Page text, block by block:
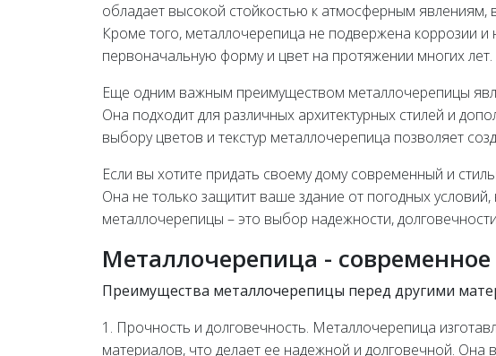
обладает высокой стойкостью к атмосферным явлениям,
Кроме того, металлочерепица не подвержена коррозии и
первоначальную форму и цвет на протяжении многих лет.
Еще одним важным преимуществом металлочерепицы
Она подходит для различных архитектурных стилей и
выбору цветов и текстур металлочерепица позволяет
Если вы хотите придать своему дому современный и
Она не только защитит ваше здание от погодных
металлочерепицы – это выбор надежности,
Металлочерепица -
Преимущества металлочерепицы перед другими
1. Прочность и долговечность. Металлочерепица
материалов, что делает ее надежной и долговечной.